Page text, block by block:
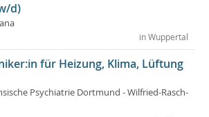
d)
in Wuppertal
für Heizung, Klima, Lüftung
Psychiatrie Dortmund - Wilfried-Rasch-